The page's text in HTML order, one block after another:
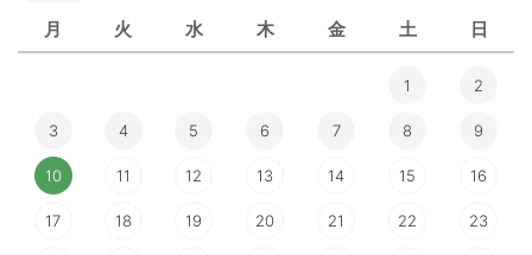
月 火 水 木 金 土 日
1 2
3 4 5 6 7 8 9
10 11 12 13 14 15 16
17 18 19 20 21 22 23